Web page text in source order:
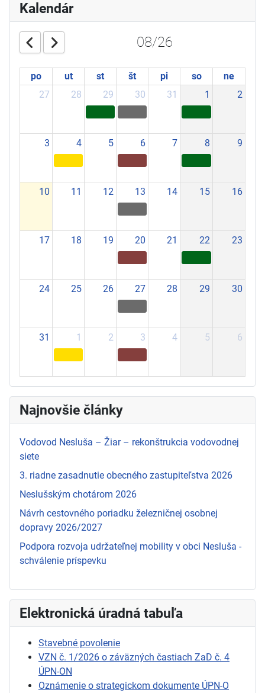
Kalendár
08/26
po ut st št pi so
ne
27
28 29 30 31 1 2
3 4 5 6 7 8 9
10 11 12 13 14 15 16
17 18 19 20 21 22 23
24 25 26 27 28 29 30
31 1 2 3 4 5 6
Najnovšie články
Vodovod Nesluša – Žiar – rekonštrukcia vodovodnej
siete
3. riadne zasadnutie obecného zastupiteľstva 2026
Neslušským chotárom 2026
Návrh cestovného poriadku železničnej osobnej
dopravy 2026/2027
Podpora rozvoja udržateľnej mobility v obci Nesluša -
schválenie príspevku
Elektronická úradná tabuľa
Stavebné povolenie
VZN č. 1/2026 o záväzných častiach ZaD č. 4
ÚPN-ON
Oznámenie o strategickom dokumente ÚPN-O